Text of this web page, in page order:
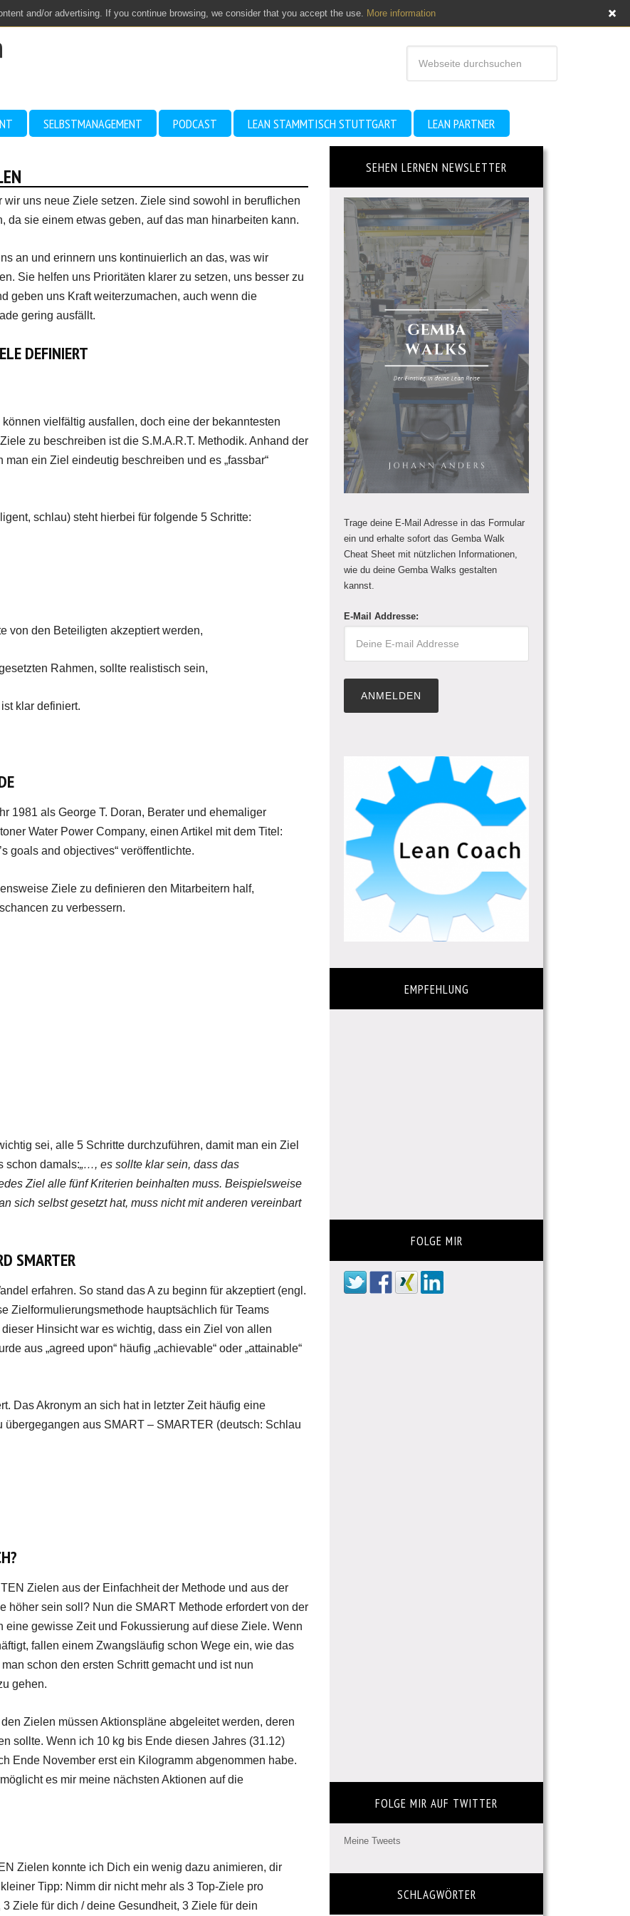
and/or advertising. If you continue browsing, we consider that you accept the use. More information
SELBSTMANAGEMENT PODCAST LEAN STAMMTISCH STUTTGART LEAN PARTNER
uns neue Ziele setzen. Ziele sind sowohl in beruflichen
sie einem etwas geben, auf das man hinarbeiten kann.
an und erinnern uns kontinuierlich an das, was wir
Sie helfen uns Prioritäten klarer zu setzen, uns besser zu
geben uns Kraft weiterzumachen, auch wenn die
gering ausfällt.
DEFINIERT
vielfältig ausfallen, doch eine der bekanntesten
zu beschreiben ist die S.M.A.R.T. Methodik. Anhand der
man ein Ziel eindeutig beschreiben und es „fassbar“
schlau) steht hierbei für folgende 5 Schritte:
von den Beteiligten akzeptiert werden,
Rahmen, sollte realistisch sein,
klar definiert.
1981 als George T. Doran, Berater und ehemaliger
Water Power Company, einen Artikel mit dem Titel:
goals and objectives“ veröffentlichte.
Ziele zu definieren den Mitarbeitern half,
zu verbessern.
sei, alle 5 Schritte durchzuführen, damit man ein Ziel
schon damals:„…, es sollte klar sein, dass das
Ziel alle fünf Kriterien beinhalten muss. Beispielsweise
sich selbst gesetzt hat, muss nicht mit anderen vereinbart
SMARTER
erfahren. So stand das A zu beginn für akzeptiert (engl.
Zielformulierungsmethode hauptsächlich für Teams
Hinsicht war es wichtig, dass ein Ziel von allen
aus „agreed upon“ häufig „achievable“ oder „attainable“
Das Akronym an sich hat in letzter Zeit häufig eine
aus SMART – SMARTER (deutsch: Schlau
Zielen aus der Einfachheit der Methode und aus der
höher sein soll? Nun die SMART Methode erfordert von der
gewisse Zeit und Fokussierung auf diese Ziele. Wenn
fallen einem Zwangsläufig schon Wege ein, wie das
schon den ersten Schritt gemacht und ist nun
gehen.
Zielen müssen Aktionspläne abgeleitet werden, deren
sollte. Wenn ich 10 kg bis Ende diesen Jahres (31.12)
Ende November erst ein Kilogramm abgenommen habe.
es mir meine nächsten Aktionen auf die
Zielen konnte ich Dich ein wenig dazu animieren, dir
Tipp: Nimm dir nicht mehr als 3 Top-Ziele pro
Ziele für dich / deine Gesundheit, 3 Ziele für dein
SEHEN LERNEN NEWSLETTER
Trage deine E-Mail Adresse in das Formular
ein und erhalte sofort das Gemba Walk
Cheat Sheet mit nützlichen Informationen,
wie du deine Gemba Walks gestalten
kannst.
E-Mail Addresse:
EMPFEHLUNG
FOLGE MIR
FOLGE MIR AUF TWITTER
Meine Tweets
SCHLAGWÖRTER